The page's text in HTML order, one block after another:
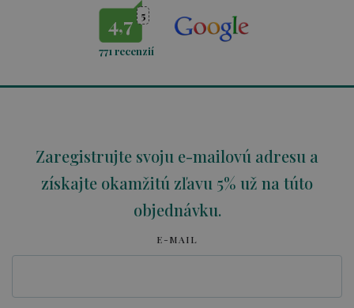
4,7 5
771 recenzií
Zaregistrujte svoju e-mailovú adresu a
získajte okamžitú zľavu 5% už na túto
objednávku.
E-MAIL